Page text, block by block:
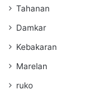
Tahanan
Damkar
Kebakaran
Marelan
ruko